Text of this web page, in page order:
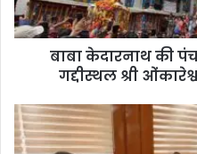
बाबा केदारनाथ की
गद्दीस्थल श्री